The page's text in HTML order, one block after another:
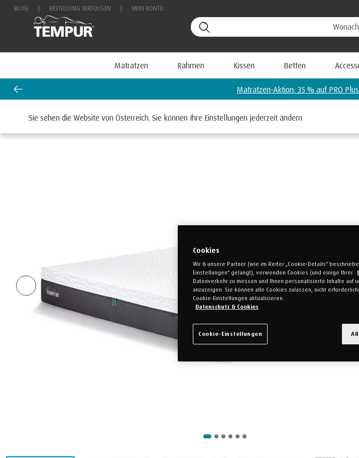
BLOG BESTELLUNG VERFOLGEN MEIN KONTO
Matratzen Rahmen Kissen Betten
Matratzen-Aktion: 35 % auf PRO
Sie sehen die Website von Österreich. Sie können Ihre Einstellungen jederzeit ändern
Cookies
Wir & unsere Partner (wie im Reiter „Cookie-Details“
Einstellungen“ gelangt), verwenden Cookies (und einige Ihrer
Datenverkehr zu messen und Ihnen personalisierte Inhalte auf
anzuzeigen. Sie können alle Cookies zulassen, nicht
Cookie-Einstellungen aktualisieren.
Datenschutz & Cookies
Cookie-Einstellungen